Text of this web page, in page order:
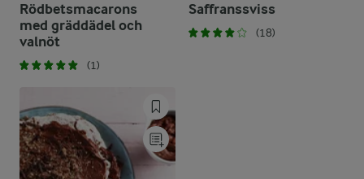
Rödbetsmacarons
med gräddädel och
valnöt
(1)
Saffranssviss
(18)